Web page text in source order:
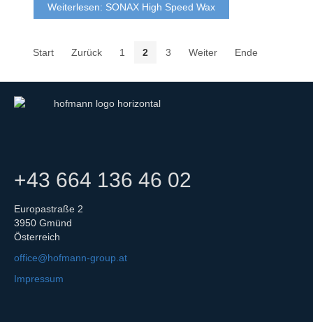
Weiterlesen: SONAX High Speed Wax
Start Zurück 1 2 3 Weiter Ende
+43 664 136 46 02
Europastraße 2
3950 Gmünd
Österreich
office@hofmann-group.at
Impressum